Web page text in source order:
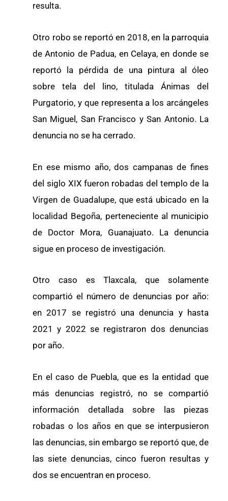
resulta.
Otro robo se reportó en 2018, en la parroquia
de Antonio de Padua, en Celaya, en donde se
reportó la pérdida de una pintura al óleo
sobre tela del lino, titulada Ánimas del
Purgatorio, y que representa a los arcángeles
San Miguel, San Francisco y San Antonio. La
denuncia no se ha cerrado.
En ese mismo año, dos campanas de fines
del siglo XIX fueron robadas del templo de la
Virgen de Guadalupe, que está ubicado en la
localidad Begoña, perteneciente al municipio
de Doctor Mora, Guanajuato. La denuncia
sigue en proceso de investigación.
Otro caso es Tlaxcala, que solamente
compartió el número de denuncias por año:
en 2017 se registró una denuncia y hasta
2021 y 2022 se registraron dos denuncias
por año.
En el caso de Puebla, que es la entidad que
más denuncias registró, no se compartió
información detallada sobre las piezas
robadas o los años en que se interpusieron
las denuncias, sin embargo se reportó que, de
las siete denuncias, cinco fueron resultas y
dos se encuentran en proceso.